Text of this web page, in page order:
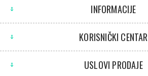
INFORMACIJE
KORISNIČKI CENTAR
USLOVI PRODAJE